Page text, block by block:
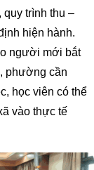
quy trình thu –
hiện hành.
người mới bắt
phường cần
học viên có thể
vào thực tế